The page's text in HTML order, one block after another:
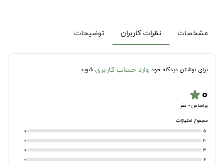
مشخصات نظرات کاربران توضیحات
برای نوشتن دیدگاه خود وارد حساب کاربری شوید.
۰star
براساس 0 نفر
مجموع امتیازات
5
0
4
0
3
0
2
0